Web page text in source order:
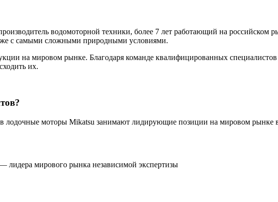
водомоторной техники, более 7 лет работающий на российском
с самыми сложными природными условиями.
на мировом рынке. Благодаря команде квалифицированных
их.
лодочные моторы Mikatsu занимают лидирующие позиции на мировом рынке
лидера мирового рынка независимой экспертизы